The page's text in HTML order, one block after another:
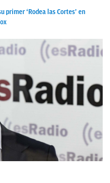
primer ‘Rodea las Cortes’ en